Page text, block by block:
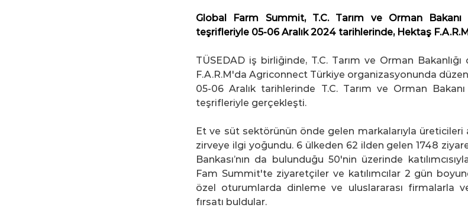
Global Farm Summit, T.C. Tarım ve Orman Bakanı
teşrifleriyle 05-06 Aralık 2024 tarihlerinde, Hektaş
TÜSEDAD iş birliğinde, T.C. Tarım ve Orman
F.A.R.M'da Agriconnect Türkiye organizasyonunda
05-06 Aralık tarihlerinde T.C. Tarım ve Orman Bakanı
teşrifleriyle gerçekleşti.
Et ve süt sektörünün önde gelen markalarıyla üreticileri
zirveye ilgi yoğundu. 6 ülkeden 62 ilden gelen 1748
Bankası’nın da bulunduğu 50'nin üzerinde
Fam Summit'te ziyaretçiler ve katılımcılar 2 gün
özel oturumlarda dinleme ve uluslararası firmalarla
fırsatı buldular.